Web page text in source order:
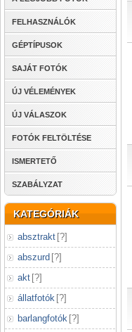
FELHASZNÁLÓK
GÉPTÍPUSOK
SAJÁT FOTÓK
ÚJ VÉLEMÉNYEK
ÚJ VÁLASZOK
FOTÓK FELTÖLTÉSE
ISMERTETŐ
SZABÁLYZAT
KATEGÓRIÁK
absztrakt [?]
abszurd [?]
akt [?]
állatfotók [?]
barlangfotók [?]